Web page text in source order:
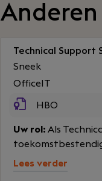
Technical Support
Sneek
OfficeIT
HBO
Uw rol: Als
Lees verder